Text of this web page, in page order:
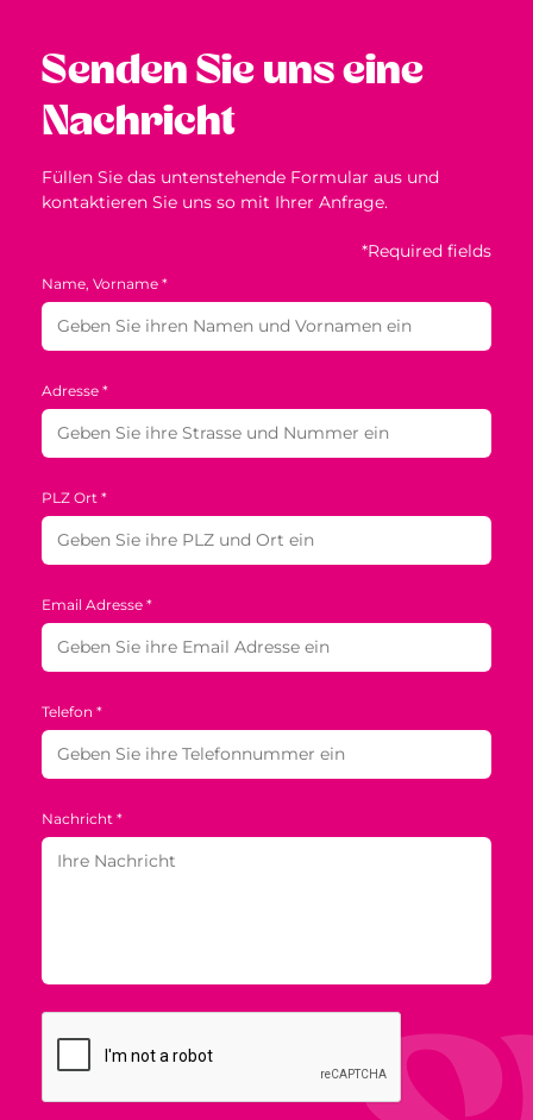
Senden Sie uns eine
Nachricht
Füllen Sie das untenstehende Formular aus und
kontaktieren Sie uns so mit Ihrer Anfrage.
*Required fields
Name, Vorname *
Adresse *
PLZ Ort *
Email Adresse *
Telefon *
Nachricht *